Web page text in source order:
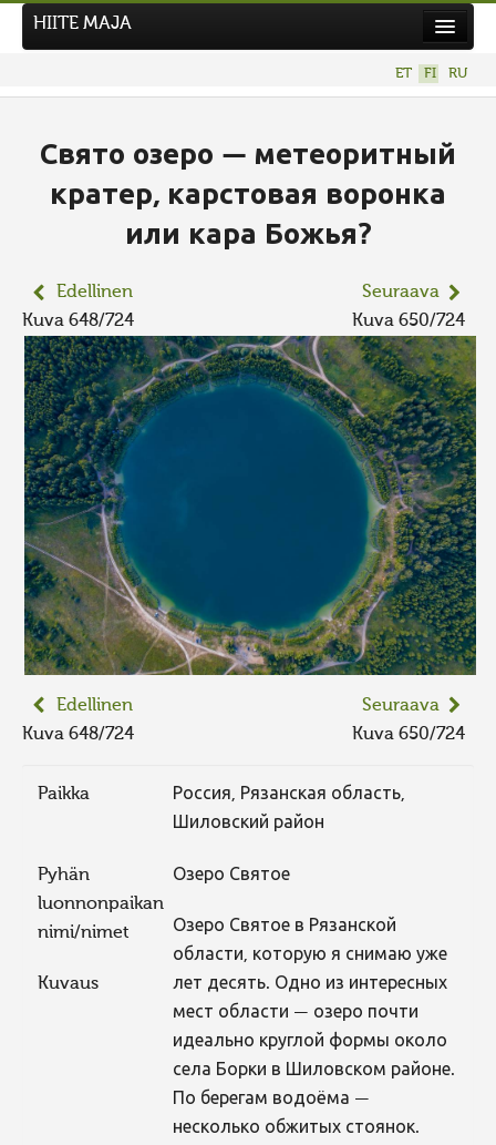
UUSI KUVAKILPAILU
AIEMMAT KILPAILUT
HIITE MAJA
ET FI RU
Свято озеро — метеоритный
кратер, карстовая воронка
или кара Божья?
Edellinen
Kuva 648/724
Seuraava
Kuva 650/724
Edellinen
Kuva 648/724
Seuraava
Kuva 650/724
Paikka
Россия, Рязанская область,
Шиловский район
Pyhän
luonnonpaikan
nimi/nimet
Озеро Святое
Kuvaus
Озеро Святое в Рязанской
области, которую я снимаю уже
лет десять. Одно из интересных
мест области — озеро почти
идеально круглой формы около
села Борки в Шиловском районе.
По берегам водоёма —
несколько обжитых стоянок.